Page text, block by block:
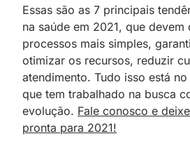
Essas são as 7 principais
na saúde em 2021, que devem
processos mais simples,
otimizar os recursos, reduzir
atendimento. Tudo isso está
que tem trabalhado na busca
evolução. Fale conosco e
pronta para 2021!